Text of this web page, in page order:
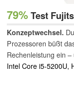
79% Test
Konzeptwechsel.
Prozessoren büßt
Rechenleistung ein
und niedrigere
Intel Core i5-5200U,